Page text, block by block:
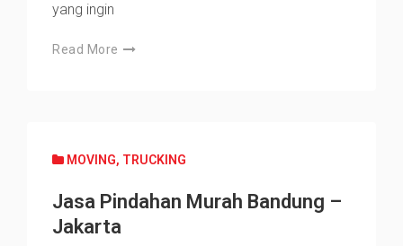
yang ingin
Read More
MOVING, TRUCKING
Jasa Pindahan Murah Bandung –
Jakarta